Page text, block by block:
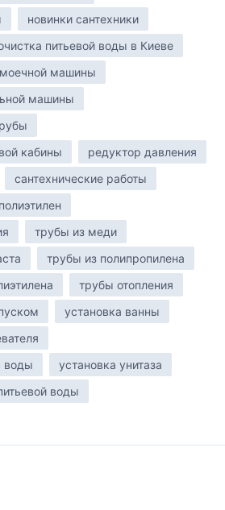
новинки сантехники
питьевой воды в Киеве
машины
машины
кабины
редуктор давления
сантехнические работы
трубы из меди
трубы из полипропилена
трубы отопления
установка ванны
воды
установка унитаза
воды